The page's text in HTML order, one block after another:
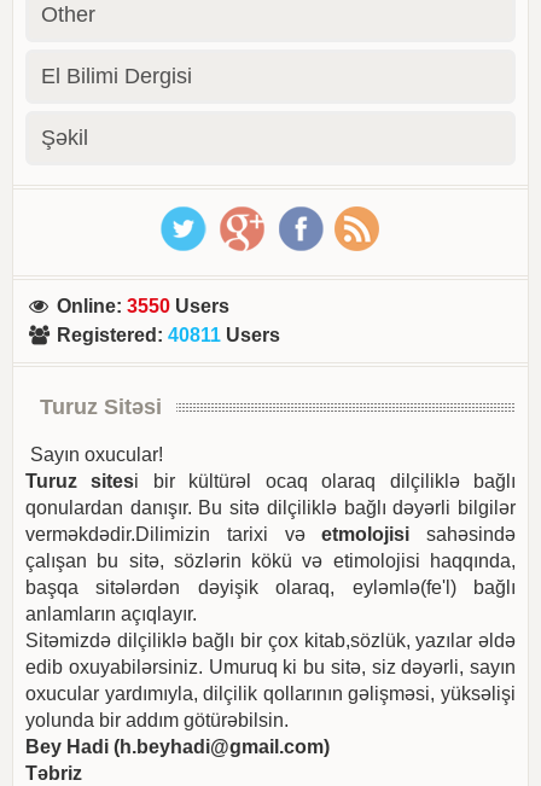
Other
El Bilimi Dergisi
Şəkil
Online:3550 Users
Registered :40811 Users
Turuz Sitəsi
Sayın oxucular!
Turuz sitesi bir kültürəl ocaq olaraq dilçiliklə bağlı
qonulardan danışır. Bu sitə dilçiliklə bağlı dəyərli bilgilər
verməkdədir.Dilimizin tarixi vəetmolojisi sahəsində
çalışan bu sitə, sözlərin kökü və etimolojisi haqqında,
başqa sitələrdən dəyişik olaraq, eyləmlə(fe'l) bağlı
anlamların açıqlayır.
Sitəmizdə dilçiliklə bağlı bir çox kitab,sözlük, yazılar əldə
edib oxuyabilərsiniz. Umuruq ki bu sitə, siz dəyərli, sayın
oxucular yardımıyla, dilçilik qollarının gəlişməsi, yüksəlişi
yolunda bir addım götürəbilsin.
Bey Hadi (h.beyhadi@gmail.com)
Təbriz